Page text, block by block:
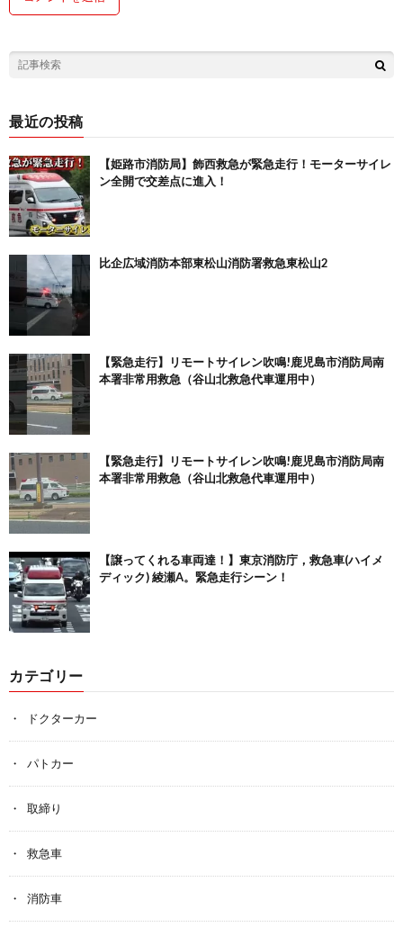
最近の投稿
【姫路市消防局】飾西救急が緊急走行！モーターサイレ
ン全開で交差点に進入！
比企広域消防本部東松山消防署救急東松山2
【緊急走行】リモートサイレン吹鳴!鹿児島市消防局南
本署非常用救急（谷山北救急代車運用中）
【緊急走行】リモートサイレン吹鳴!鹿児島市消防局南
本署非常用救急（谷山北救急代車運用中）
【譲ってくれる車両達！】東京消防庁，救急車(ハイメ
ディック) 綾瀬A。緊急走行シーン！
カテゴリー
ドクターカー
パトカー
取締り
救急車
消防車